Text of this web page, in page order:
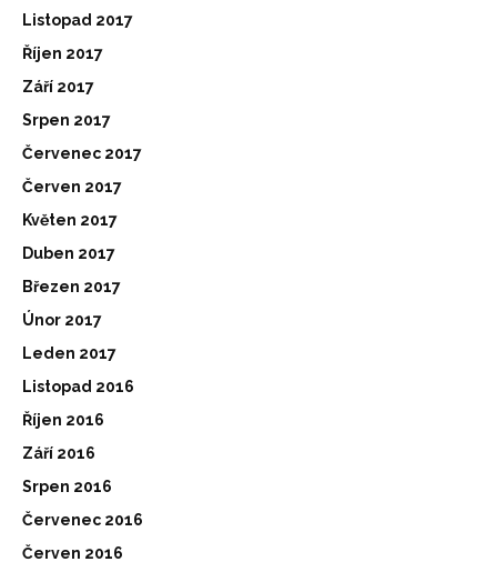
Listopad 2017
Říjen 2017
Září 2017
Srpen 2017
Červenec 2017
Červen 2017
Květen 2017
Duben 2017
Březen 2017
Únor 2017
Leden 2017
Listopad 2016
Říjen 2016
Září 2016
Srpen 2016
Červenec 2016
Červen 2016